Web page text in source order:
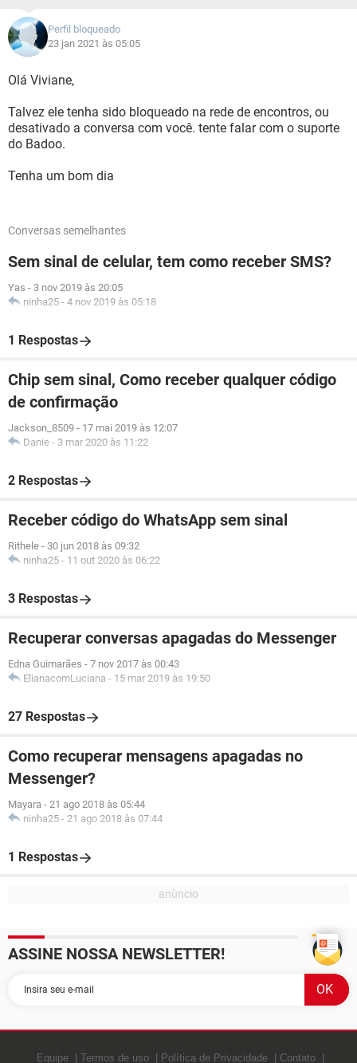
Perfil bloqueado
23 jan 2021 às 05:05
Olá Viviane,
Talvez ele tenha sido bloqueado na rede de encontros, ou
desativado a conversa com você. tente falar com o suporte
do Badoo.
Tenha um bom dia
Conversas semelhantes
Sem sinal de celular, tem como receber SMS?
Yas - 3 nov 2019 às 20:05
ninha25 - 4 nov 2019 às 05:18
1 Respostas
Chip sem sinal, Como receber qualquer código
de confirmação
Jackson_8509 - 17 mai 2019 às 12:07
Danie - 3 mar 2020 às 11:22
2 Respostas
Receber código do WhatsApp sem sinal
Rithele - 30 jun 2018 às 09:32
ninha25 - 11 out 2020 às 06:22
3 Respostas
Recuperar conversas apagadas do Messenger
Edna Guimarães - 7 nov 2017 às 00:43
ElianacomLuciana - 15 mar 2019 às 19:50
27 Respostas
Como recuperar mensagens apagadas no
Messenger?
Mayara - 21 ago 2018 às 05:44
ninha25 - 21 ago 2018 às 07:44
1 Respostas
ASSINE NOSSA NEWSLETTER!
Equipe Termos de uso Política de Privacidade Contato